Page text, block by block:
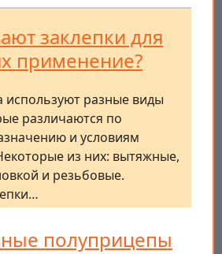
заклепки для
применение?
используют разные виды
различаются по
и условиям
из них: вытяжные,
и резьбовые.
полуприцепы